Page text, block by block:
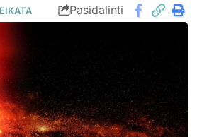
Pasidalinti